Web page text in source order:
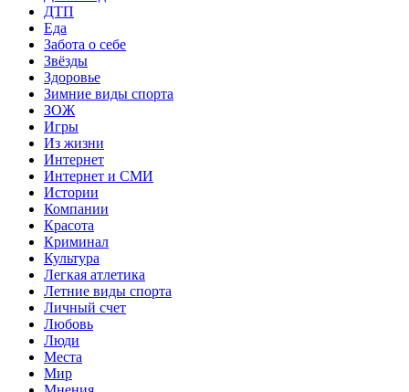
ДТП
Еда
Забота о себе
Звёзды
Здоровье
Зимние виды спорта
ЗОЖ
Игры
Из жизни
Интернет
Интернет и СМИ
Истории
Компании
Красота
Криминал
Культура
Легкая атлетика
Летние виды спорта
Личный счет
Любовь
Люди
Места
Мир